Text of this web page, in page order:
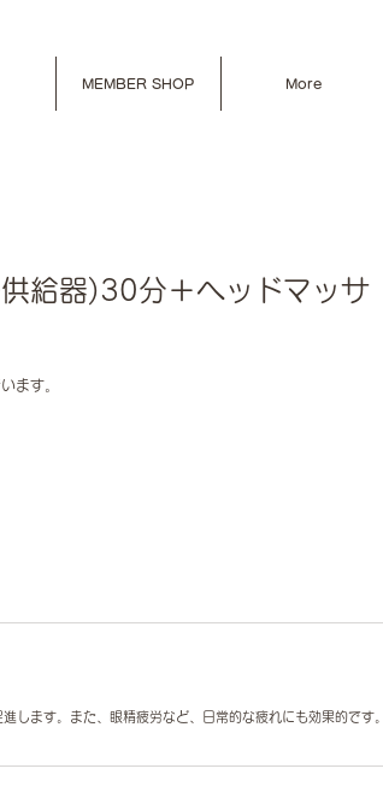
MEMBER SHOP More
給器)30分＋ヘッドマッサ
ます。
します。また、眼精疲労など、日常的な疲れにも効果的です。